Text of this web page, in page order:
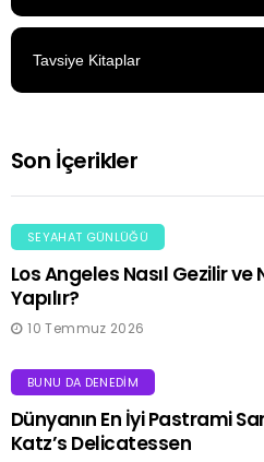
Tavsiye Kitaplar
Son İçerikler
SEYAHAT GÜNLÜĞÜ
Los Angeles Nasıl Gezilir ve
Yapılır?
10 Temmuz 2026
BUNU DA DENEDIM
Dünyanın En İyi Pastrami
Katz’s Delicatessen